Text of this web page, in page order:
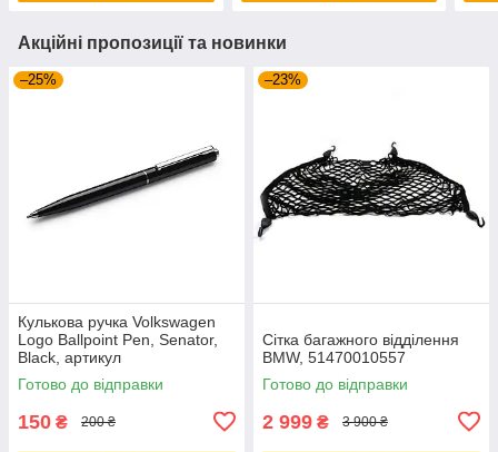
Акційні пропозиції та новинки
–25%
Кулькова ручка Volkswagen
Logo Ballpoint Pen, Senator,
Black, артикул
000087703ME041
Готово до відправки
150 ₴ 200 ₴
–23%
Сітка багажного відділення
BMW, 51470010557
Готово до відправки
2 999 ₴ 3 900 ₴